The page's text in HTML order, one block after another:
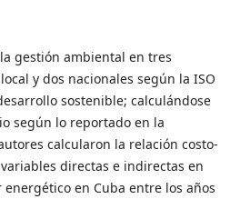
gestión ambiental en tres
y dos nacionales según la ISO
sostenible; calculándose
según lo reportado en la
calcularon la relación costo-
directas e indirectas en
en Cuba entre los años